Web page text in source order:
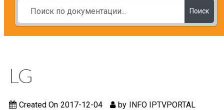
Поиск
LG
Created On 2017-12-04 by INFO IPTVPORTAL